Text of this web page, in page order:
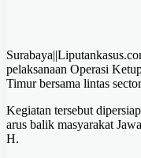
pelaksanaan Operasi
Timur bersama lintas
Kegiatan tersebut
arus balik masyarakat
H.